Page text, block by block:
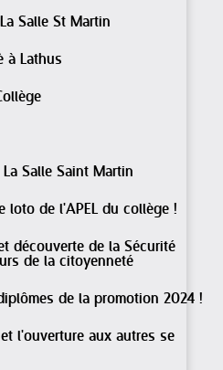
Salle St Martin
à Lathus
Salle Saint Martin
loto de l'APEL du collège !
découverte de la Sécurité
de la citoyenneté
de la promotion 2024 !
l'ouverture aux autres se